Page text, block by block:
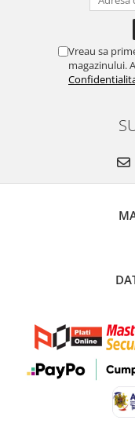
Vreau sa
magazinului.